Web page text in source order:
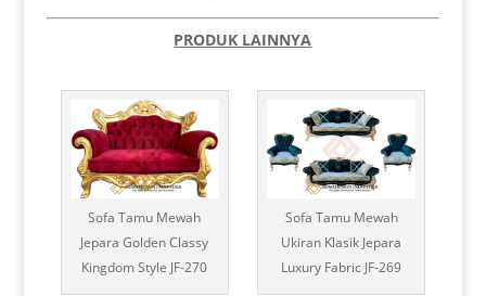
PRODUK LAINNYA
Sofa Tamu Mewah
Jepara Golden Classy
Kingdom Style JF-270
Sofa Tamu Mewah
Ukiran Klasik Jepara
Luxury Fabric JF-269